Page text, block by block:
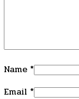
Name *
Email *